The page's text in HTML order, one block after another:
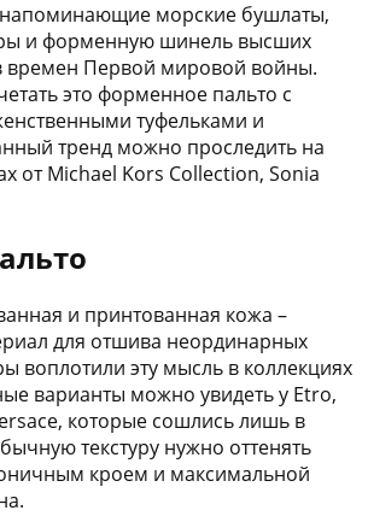
напоминающие морские бушлаты,
и форменную шинель высших
времен Первой мировой войны.
это форменное пальто с
туфельками и
тренд можно проследить на
от Michael Kors Collection, Sonia
и принтованная кожа –
для отшива неординарных
воплотили эту мысль в коллекциях
варианты можно увидеть у Etro,
которые сошлись лишь в
текстуру нужно оттенять
кроем и максимальной